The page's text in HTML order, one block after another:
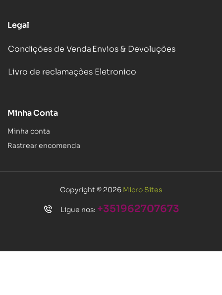
Legal
Condições de VendaEnvios & Devoluções
Livro de reclamações Eletronico
Minha Conta
Minha conta
Rastrear encomenda
Copyright © 2026 Micro Sites
Ligue nos: +351962707673